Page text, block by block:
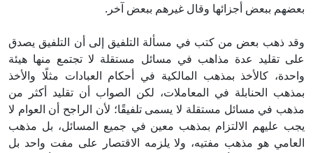
بعضهم ببعض أجزائها وقال غيرهم ببعض آخر.
وقد ذهب بعض من كتب في مسألة التلفيق إلى أن التلفيق يصدق
على تقليد عدة مذاهب في مسائل مستقلة لا تجتمع منها هيئة
واحدة، كالأخذ بمذهب المالكية في أحكام العبادات مثلًا والأخذ
بمذهب الحنابلة في المعاملات، لكن الصواب أن تقليد أكثر من
مذهب في مسائل مستقلة لا يسمى تلفيقًا؛ لأن الراجح أن العوام لا
يجب عليهم الالتزام بمذهب معين في جميع المسائل، بل مذهب
العامي هو مذهب مفتيه، ولا يلزمه الاقتصار على مفت واحد بل